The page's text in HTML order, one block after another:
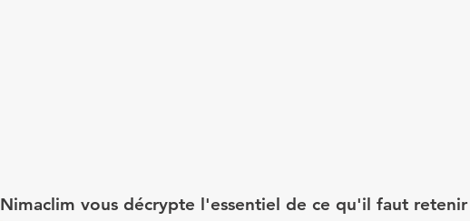
Nimaclim vous décrypte l'essentiel de ce qu'il faut